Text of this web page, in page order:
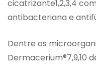
cicatrizante1,2,3,4
antibacteriana e
Dentre os
Dermacerium®7,9,10